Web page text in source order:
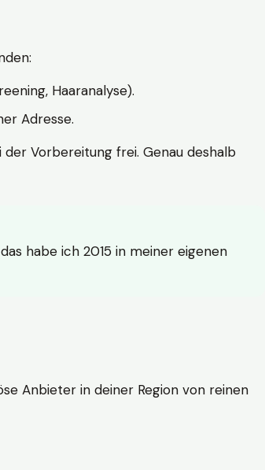
Haaranalyse).
Adresse.
Vorbereitung frei. Genau deshalb
habe ich 2015 in meiner eigenen
Anbieter in deiner Region von reinen